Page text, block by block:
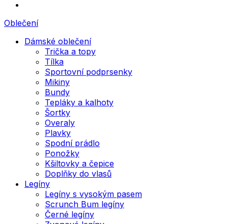
Oblečení
Dámské oblečení
Trička a topy
Tílka
Sportovní podprsenky
Mikiny
Bundy
Tepláky a kalhoty
Šortky
Overaly
Plavky
Spodní prádlo
Ponožky
Kšiltovky a čepice
Doplňky do vlasů
Legíny
Legíny s vysokým pasem
Scrunch Bum legíny
Černé legíny